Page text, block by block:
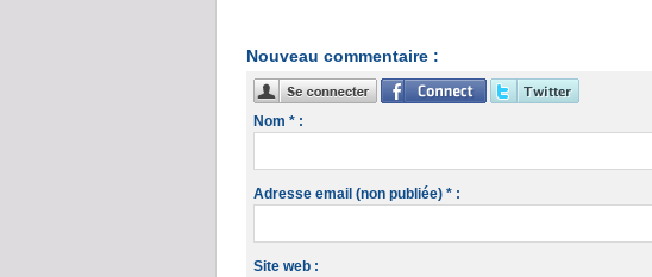
Nouveau commentaire :
Nom * :
Adresse email (non publiée) * :
Site web :